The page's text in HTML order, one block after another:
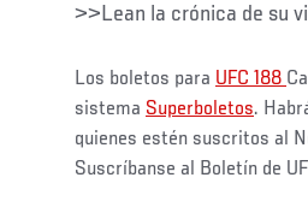
>>Lean la crónica de su
Los boletos para UFC 188
sistema Superboletos.
quienes estén suscritos al
Suscríbanse al Boletín de